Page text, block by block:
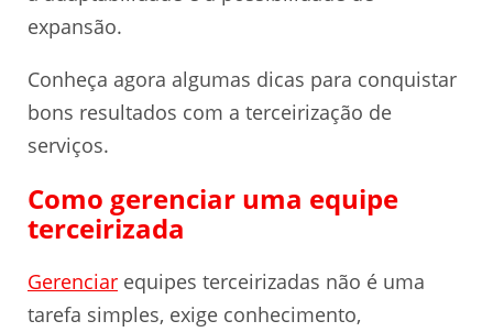
expansão.
Conheça agora algumas dicas para conquistar
bons resultados com a terceirização de
serviços.
Como gerenciar uma equipe
terceirizada
Gerenciar equipes terceirizadas não é uma
tarefa simples, exige conhecimento,